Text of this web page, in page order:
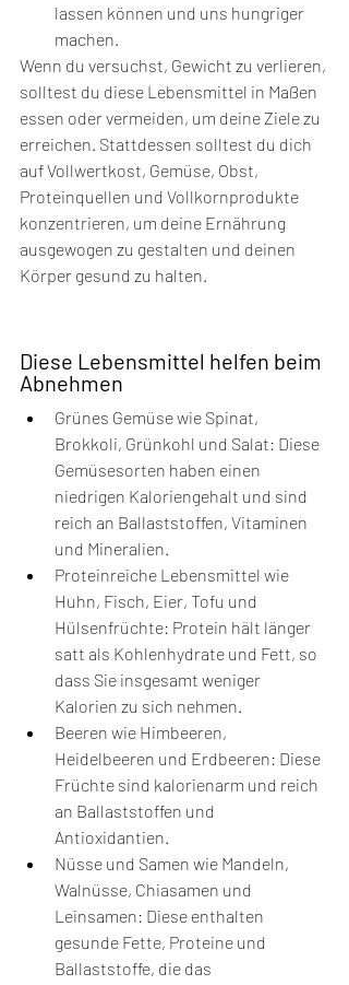
lassen können und uns hungriger
machen.
Wenn du versuchst, Gewicht zu verlieren,
solltest du diese Lebensmittel in Maßen
essen oder vermeiden, um deine Ziele zu
erreichen. Stattdessen solltest du dich
auf Vollwertkost, Gemüse, Obst,
Proteinquellen und Vollkornprodukte
konzentrieren, um deine Ernährung
ausgewogen zu gestalten und deinen
Körper gesund zu halten.
Diese Lebensmittel helfen beim
Abnehmen
Grünes Gemüse wie Spinat,
Brokkoli, Grünkohl und Salat: Diese
Gemüsesorten haben einen
niedrigen Kaloriengehalt und sind
reich an Ballaststoffen, Vitaminen
und Mineralien.
Proteinreiche Lebensmittel wie
Huhn, Fisch, Eier, Tofu und
Hülsenfrüchte: Protein hält länger
satt als Kohlenhydrate und Fett, so
dass Sie insgesamt weniger
Kalorien zu sich nehmen.
Beeren wie Himbeeren,
Heidelbeeren und Erdbeeren: Diese
Früchte sind kalorienarm und reich
an Ballaststoffen und
Antioxidantien.
Nüsse und Samen wie Mandeln,
Walnüsse, Chiasamen und
Leinsamen: Diese enthalten
gesunde Fette, Proteine und
Ballaststoffe, die das